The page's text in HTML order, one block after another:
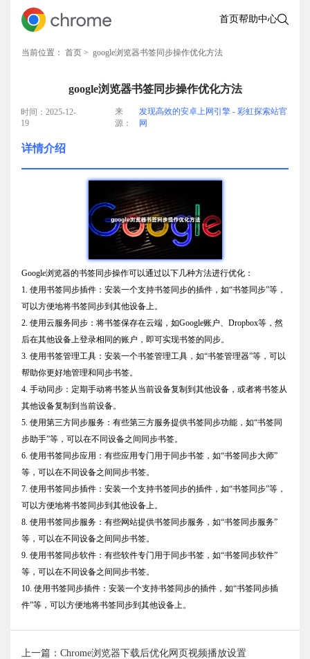
首页帮助中心
当前位置： 首页 > google浏览器书签同步操作优化方法
google浏览器书签同步操作优化方法
时间：2025-12-
19
来
源：
发现高效的安卓上网引擎 - 彩虹探索站官
网
详情介绍
Google浏览器的书签同步操作可以通过以下几种方法进行优化：
1. 使用书签同步插件：安装一个支持书签同步的插件，如“书签同步”等，
可以方便地将书签同步到其他设备上。
2. 使用云服务同步：将书签保存在云端，如Google账户、Dropbox等，然
后在其他设备上登录相同的账户，即可实现书签的同步。
3. 使用书签管理工具：安装一个书签管理工具，如“书签管理器”等，可以
帮助你更好地管理和同步书签。
4. 手动同步：定期手动将书签从当前设备复制到其他设备，或者将书签从
其他设备复制到当前设备。
5. 使用第三方同步服务：有些第三方服务提供书签同步功能，如“书签同
步助手”等，可以在不同设备之间同步书签。
6. 使用书签同步应用：有些应用专门用于同步书签，如“书签同步大师”
等，可以在不同设备之间同步书签。
7. 使用书签同步插件：安装一个支持书签同步的插件，如“书签同步”等，
可以方便地将书签同步到其他设备上。
8. 使用书签同步服务：有些网站提供书签同步服务，如“书签同步服务”
等，可以在不同设备之间同步书签。
9. 使用书签同步软件：有些软件专门用于同步书签，如“书签同步软件”
等，可以在不同设备之间同步书签。
10. 使用书签同步插件：安装一个支持书签同步的插件，如“书签同步插
件”等，可以方便地将书签同步到其他设备上。
上一篇：Chrome浏览器下载后优化网页视频播放设置